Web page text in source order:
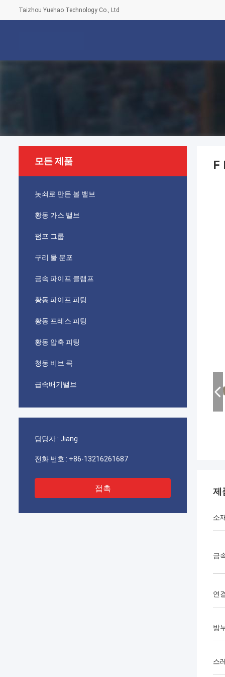
Taizhou Yuehao Technology Co., Ltd
모든 제품
놋쇠로 만든 볼 밸브
황동 가스 밸브
펌프 그룹
구리 물 분포
금속 파이프 클램프
황동 파이프 피팅
황동 프레스 피팅
황동 압축 피팅
청동 비브 콕
급속배기밸브
담당자 : Jiang
전화 번호 : +86-13216261687
접촉
F
제
소
금
연
방
스